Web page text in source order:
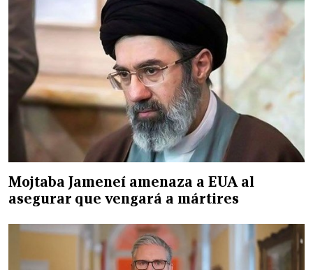
Mojtaba Jameneí amenaza a EUA al
asegurar que vengará a mártires